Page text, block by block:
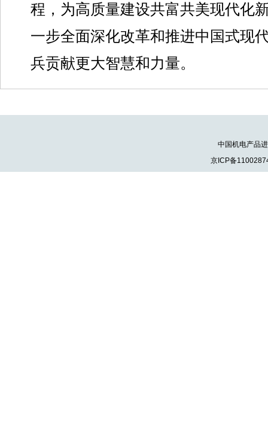
程，为高质量建设共富共美现代化
一步全面深化改革和推进中国式现
兵贡献更大智慧和力量。
中国机电产品
京ICP备